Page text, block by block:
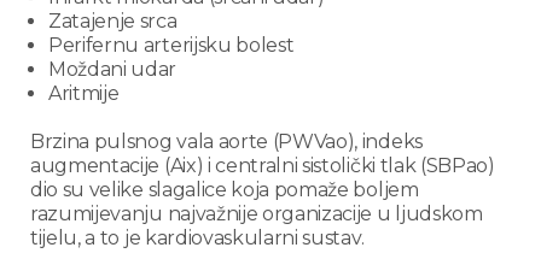
Zatajenje srca
Perifernu arterijsku bolest
Moždani udar
Aritmije
Brzina pulsnog vala aorte (PWVao), indeks
augmentacije (Aix) i centralni sistolički tlak (SBPao)
dio su velike slagalice koja pomaže boljem
razumijevanju najvažnije organizacije u ljudskom
tijelu, a to je kardiovaskularni sustav.